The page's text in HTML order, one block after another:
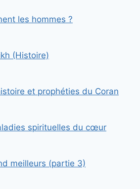
les hommes ?
(Histoire)
et prophéties du Coran
spirituelles du cœur
meilleurs (partie 3)